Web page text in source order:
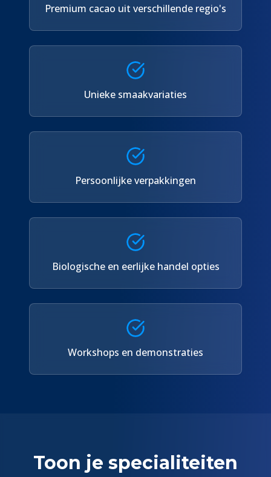
Premium cacao uit verschillende regio's
Unieke smaakvariaties
Persoonlijke verpakkingen
Biologische en eerlijke handel opties
Workshops en demonstraties
Toon je specialiteiten